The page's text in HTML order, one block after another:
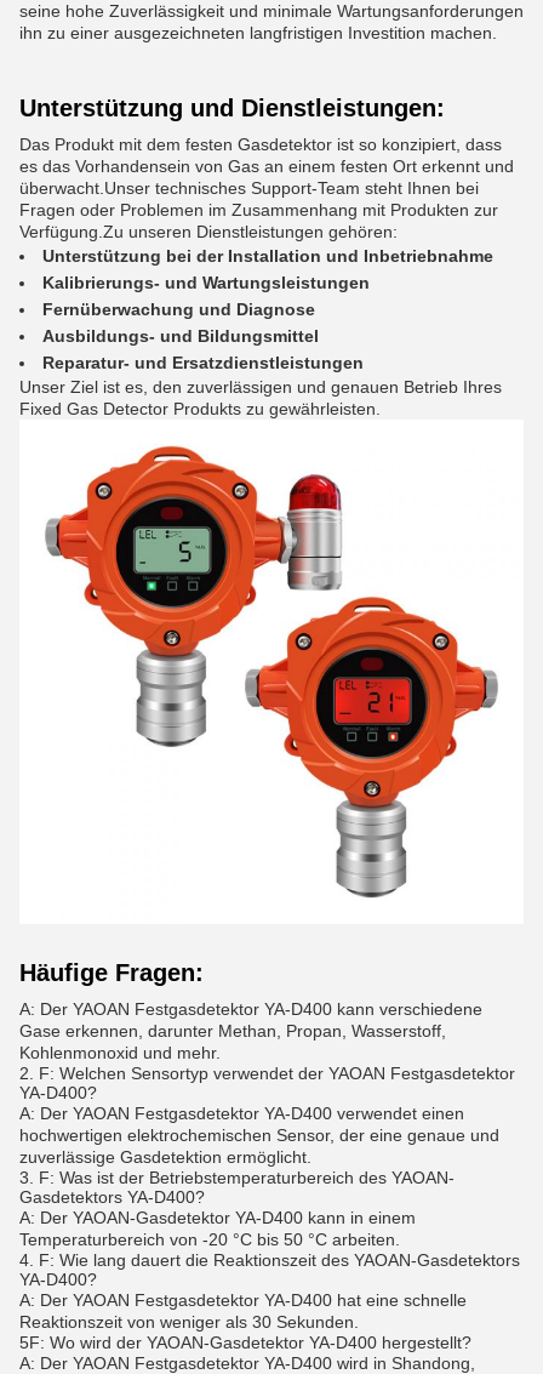
seine hohe Zuverlässigkeit und minimale Wartungsanforderungen
ihn zu einer ausgezeichneten langfristigen Investition machen.
Unterstützung und Dienstleistungen:
Das Produkt mit dem festen Gasdetektor ist so konzipiert, dass
es das Vorhandensein von Gas an einem festen Ort erkennt und
überwacht.Unser technisches Support-Team steht Ihnen bei
Fragen oder Problemen im Zusammenhang mit Produkten zur
Verfügung.Zu unseren Dienstleistungen gehören:
Unterstützung bei der Installation und Inbetriebnahme
Kalibrierungs- und Wartungsleistungen
Fernüberwachung und Diagnose
Ausbildungs- und Bildungsmittel
Reparatur- und Ersatzdienstleistungen
Unser Ziel ist es, den zuverlässigen und genauen Betrieb Ihres
Fixed Gas Detector Produkts zu gewährleisten.
Häufige Fragen:
A: Der YAOAN Festgasdetektor YA-D400 kann verschiedene
Gase erkennen, darunter Methan, Propan, Wasserstoff,
Kohlenmonoxid und mehr.
2. F: Welchen Sensortyp verwendet der YAOAN Festgasdetektor
YA-D400?
A: Der YAOAN Festgasdetektor YA-D400 verwendet einen
hochwertigen elektrochemischen Sensor, der eine genaue und
zuverlässige Gasdetektion ermöglicht.
3. F: Was ist der Betriebstemperaturbereich des YAOAN-
Gasdetektors YA-D400?
A: Der YAOAN-Gasdetektor YA-D400 kann in einem
Temperaturbereich von -20 °C bis 50 °C arbeiten.
4. F: Wie lang dauert die Reaktionszeit des YAOAN-Gasdetektors
YA-D400?
A: Der YAOAN Festgasdetektor YA-D400 hat eine schnelle
Reaktionszeit von weniger als 30 Sekunden.
5F: Wo wird der YAOAN-Gasdetektor YA-D400 hergestellt?
A: Der YAOAN Festgasdetektor YA-D400 wird in Shandong,